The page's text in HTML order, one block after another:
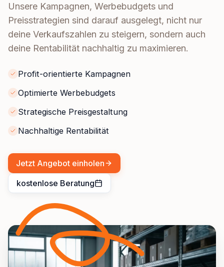
Unsere Kampagnen, Werbebudgets und
Preisstrategien sind darauf ausgelegt, nicht nur
deine Verkaufszahlen zu steigern, sondern auch
deine Rentabilität nachhaltig zu maximieren.
Profit-orientierte Kampagnen
Optimierte Werbebudgets
Strategische Preisgestaltung
Nachhaltige Rentabilität
Jetzt Angebot einholen
kostenlose Beratung